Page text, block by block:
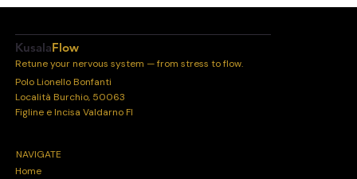
KusalaFlow
Retune your nervous system — from stress to flow.
Polo Lionello Bonfanti
Località Burchio, 50063
Figline e Incisa Valdarno FI
NAVIGATE
Home